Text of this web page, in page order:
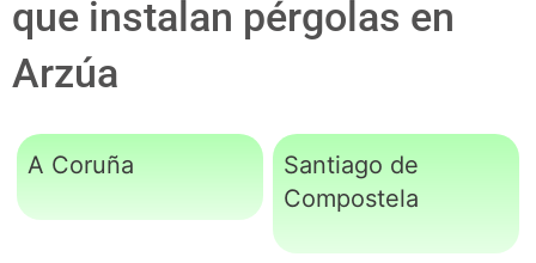
que instalan pérgolas en
Arzúa
A Coruña
Santiago de
Compostela